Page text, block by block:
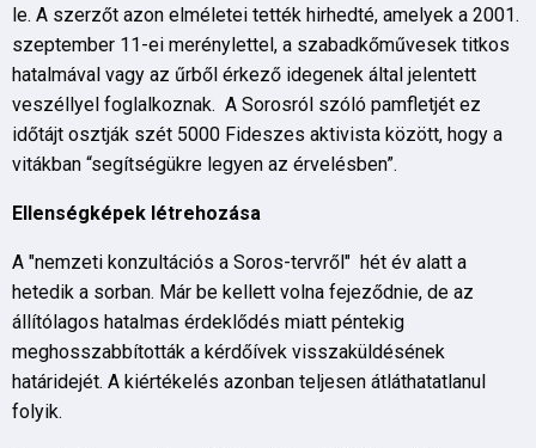
le. A szerzőt azon elméletei tették hirhedté, amelyek a 2001.
szeptember 11-ei merénylettel, a szabadkőművesek titkos
hatalmával vagy az űrből érkező idegenek által jelentett
veszéllyel foglalkoznak. A Sorosról szóló pamfletjét ez
időtájt osztják szét 5000 Fideszes aktivista között, hogy a
vitákban “segítségükre legyen az érvelésben”.
Ellenségképek létrehozása
A "nemzeti konzultációs a Soros-tervről" hét év alatt a
hetedik a sorban. Már be kellett volna fejeződnie, de az
állítólagos hatalmas érdeklődés miatt péntekig
meghosszabbították a kérdőívek visszaküldésének
határidejét. A kiértékelés azonban teljesen átláthatatlanul
folyik.